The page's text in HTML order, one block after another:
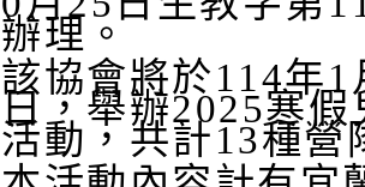
辦理。
該協會將於114年
日，舉辦2025寒
活動，共計13種營